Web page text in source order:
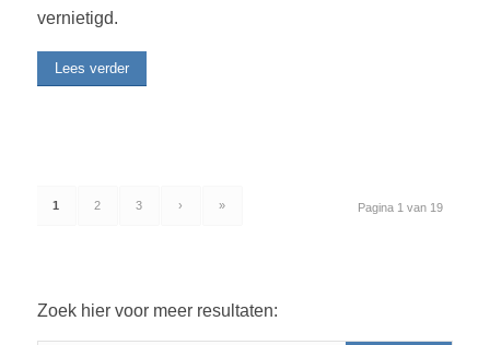
vernietigd.
Lees verder
Pagina 1 van 19
1 2 3 › »
Zoek hier voor meer resultaten: